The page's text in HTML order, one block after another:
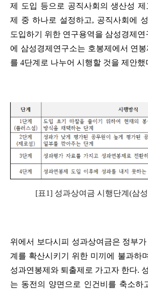
제 도입 등으로 공직사회의 생산성 제
제 중 하나로 설정하고, 공직사회에
도입하기 위한 연구용역을 삼성경제
에 삼성경제연구소는 호봉제에서 연
를 4단계로 나누어 시행할 것을 제안했
[표1] 성과상여금 시행단계 (삼
위에서 보다시피 성과상여금은 정부
계를 확산시키기 위한 미끼에 불과하며
성과연봉제와 퇴출제로 가고자 한다.
는 동전의 양면으로 인건비를 축소하